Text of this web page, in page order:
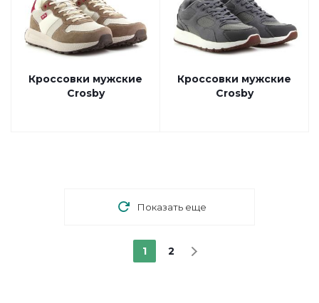
Кроссовки мужские
Crosby
Кроссовки мужские
Crosby
Показать еще
1 2